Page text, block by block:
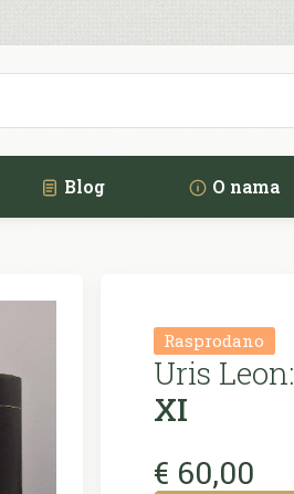
Blog O nama
Rasprodano
Uris Leon:
XI
€ 60,00